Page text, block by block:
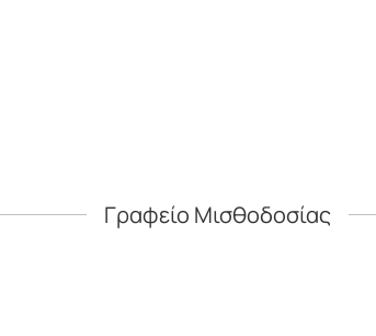
Γραφείο Μισθοδοσίας